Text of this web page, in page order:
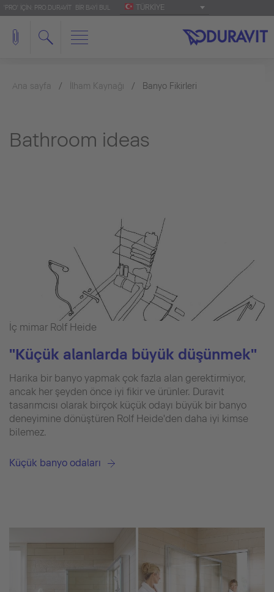
'PRO' IÇIN: PRO.DURAVIT BIR BAYI BUL TÜRKIYE
Ana sayfa İlham Kaynağı Banyo Fikirleri
Bathroom ideas
İç mimar Rolf Heide
"Küçük alanlarda büyük düşünmek"
Harika bir banyo yapmak çok fazla alan gerektirmiyor,
ancak her şeyden önce iyi fikir ve ürünler. Duravit
tasarımcısı olarak birçok küçük odayı büyük bir banyo
deneyimine dönüştüren Rolf Heide'den daha iyi kimse
bilemez.
Küçük banyo odaları